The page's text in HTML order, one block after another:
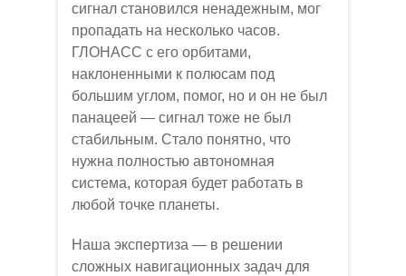
сигнал становился ненадежным, мог
пропадать на несколько часов.
ГЛОНАСС с его орбитами,
наклоненными к полюсам под
большим углом, помог, но и он не был
панацеей — сигнал тоже не был
стабильным. Стало понятно, что
нужна полностью автономная
система, которая будет работать в
любой точке планеты.
Наша экспертиза — в решении
сложных навигационных задач для